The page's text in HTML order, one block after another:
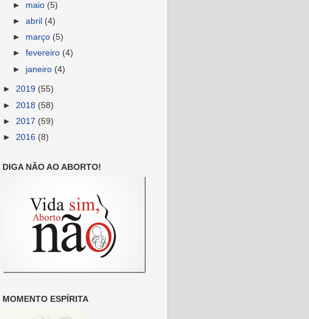
► maio (5)
►abril (4)
► março (5)
►fevereiro (4)
► janeiro (4)
► 2019 (55)
► 2018 (58)
► 2017 (59)
► 2016 (8)
DIGA NÃO AO ABORTO!
MOMENTO ESPÍRITA